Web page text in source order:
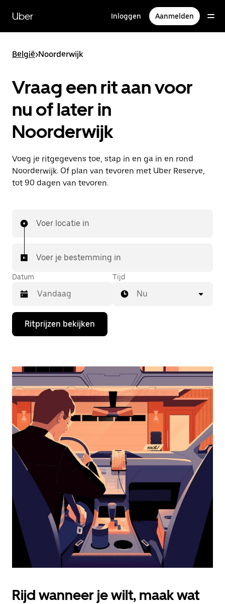
naar
hoofdinhoud
Uber Inloggen Aanmelden
België>Noorderwijk
Vraag een rit aan voor
nu of later in
Noorderwijk
Voeg je ritgegevens toe, stap in en ga in en rond
Noorderwijk. Of plan van tevoren met Uber Reserve,
tot 90 dagen van tevoren.
Voer locatie in
Voer je bestemming in
Datum
Druk
de
de
te
openen
een
datum
te
selecteren.
Druk
Escape
agenda
te
sluiten.
Tijd
Nu
Ritprijzen bekijken
Rijd wanneer je wilt, maak wat